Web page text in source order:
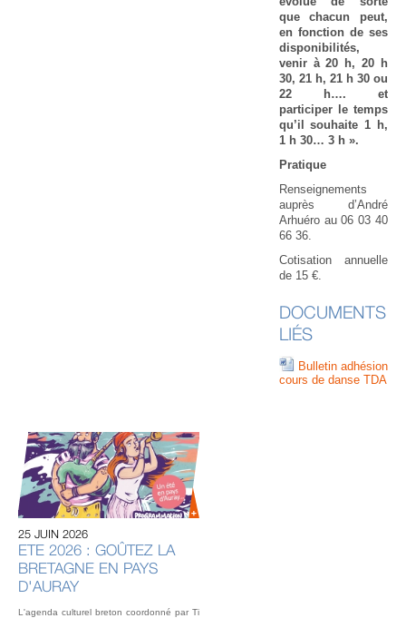
que chacun peut,
en fonction de ses
disponibilités,
venir à 20 h, 20 h
30, 21 h, 21 h 30 ou
22 h…. et
participer le temps
qu’il souhaite 1 h,
1 h 30… 3 h ».
Pratique
Renseignements
auprès d’André
Arhuéro au 06 03 40
66 36.
Cotisation annuelle
de 15 €.
DOCUMENTS
LIÉS
Bulletin adhésion
cours de danse TDA
25 JUIN 2026
ETE 2026 : GOÛTEZ LA
BRETAGNE EN PAYS
D'AURAY
L'agenda culturel breton coordonné par Ti